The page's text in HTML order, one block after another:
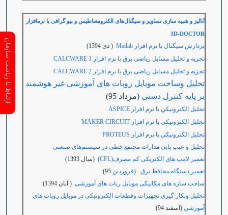
آنالیز و شبیه سازی تصاویر و سیگنال‌های الکترومغناطیس و بیو گرافی با نرمافزار
3D-DOCTOR
پردازش سیگنال با نرم افزار Matlab
( دی 1394)
تجزیه و تحلیل مسایل ریاضی برق با نرم افزار CALCWARE 1
تجزیه و تحلیل مسایل ریاضی برق با نرم افزار CALCWARE 2
تحلیل وساخت موبایل روبات های آموزشی غیر هوشمند
بر پایه کنترل دستی (مرداد 95)
تحليل الکترونيکي با نرم افزار ASPICE
تحليل الکترونيکي با نرم افزارCIRCUIT
MAKER
تحليل الکترونيکي با نرم افزار PROTEUS
تحلیل و عیب یابی مدارات مجتمع خطی در سیستم‌های صنعتی
تعمیر لامپ های الکتریکی کم مصرف(CFL)
(سال 1393)
تعمير دستگاه محافظ برق (فروردين 95)
ساخت سازه های مکانیکی موبایل ربات های آموزشی ( آبان 1394)
تحليل وبكار گيري تجهيزات وقطعات الكترونيكي در موبايل روبات هاي
آموزشي (اسفند 94)
ارتباط با ریاست سازمان